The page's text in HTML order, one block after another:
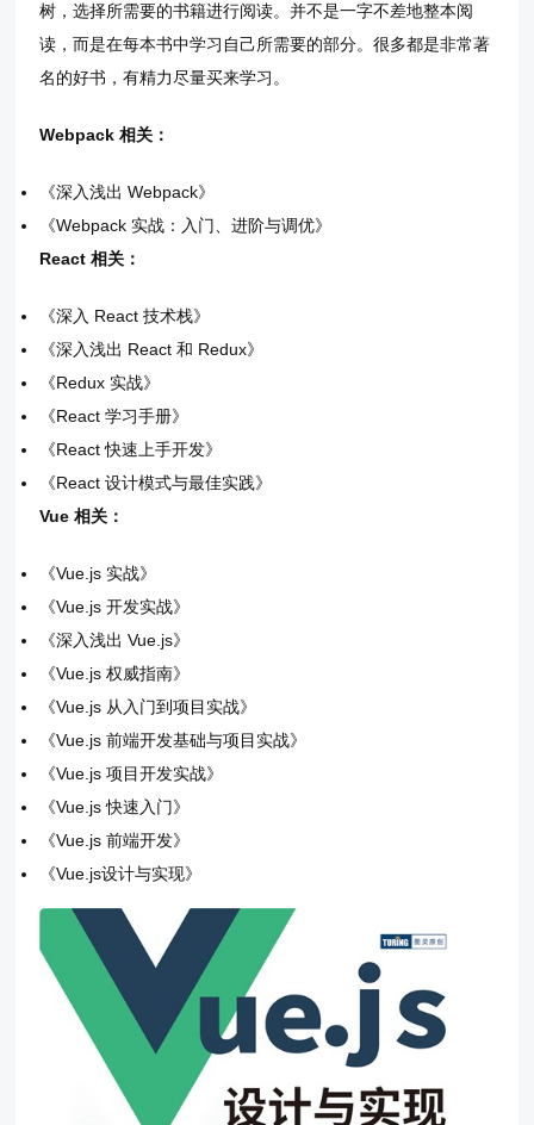
树，选择所需要的书籍进行阅读。并不是一字不差地整本阅
读，而是在每本书中学习自己所需要的部分。很多都是非常著
名的好书，有精力尽量买来学习。
Webpack 相关：
《深入浅出 Webpack》
《Webpack 实战：入门、进阶与调优》
React 相关：
《深入 React 技术栈》
《深入浅出 React 和 Redux》
《Redux 实战》
《React 学习手册》
《React 快速上手开发》
《React 设计模式与最佳实践》
Vue 相关：
《Vue.js 实战》
《Vue.js 开发实战》
《深入浅出 Vue.js》
《Vue.js 权威指南》
《Vue.js 从入门到项目实战》
《Vue.js 前端开发基础与项目实战》
《Vue.js 项目开发实战》
《Vue.js 快速入门》
《Vue.js 前端开发》
《Vue.js设计与实现》